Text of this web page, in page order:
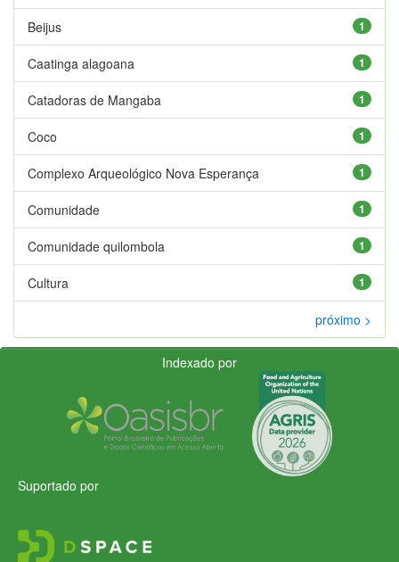
1
Beijus
1
Caatinga alagoana
1
Catadoras de Mangaba
1
Coco
1
Complexo Arqueológico Nova Esperança
1
Comunidade
1
Comunidade quilombola
1
Cultura
próximo >
Indexado por
Suportado por